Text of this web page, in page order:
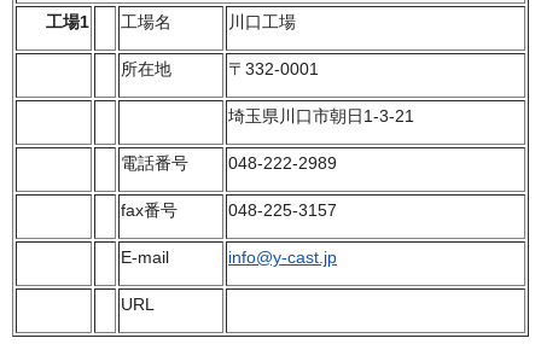
工場1 工場名 川口工場
所在地 〒332-0001
埼玉県川口市朝日1-3-21
電話番号 048-222-2989
fax番号 048-225-3157
E-mail info@y-cast.jp
URL